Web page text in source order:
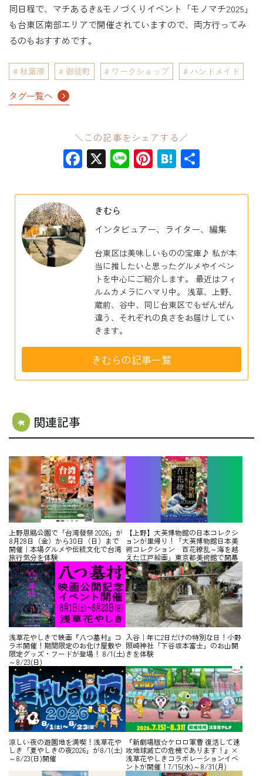
同日程で、マチあるき&モノづくりイベント「モノマチ2025」
も台東区南部エリアで開催されていますので、両方行ってみ
るのもおすすめです。
秋葉原 御徒町 ワークショップ ハンドメイド
タグ一覧へ
＼この記事をシェアする／
Facebook
X LinePinterest
Hatena
きむら
インタビュアー、ライター、編集
台東区は美味しいものの宝庫♪ 私が本
当に推したいと思ったグルメやイベン
トを中心にご紹介します。 最近はフィ
ルムカメラにハマり中。 浅草、上野、
蔵前、谷中、同じ台東区でもぜんぜん
違う、それぞれの良さをお届けしてい
きます。
きむらの記事一覧
関連記事
上野恩賜公園で「台湾發祭 2026」が
8月28日（金）から30日（日）まで
開催｜本場グルメや伝統文化で台湾
旅行気分を体験
【上野】大英博物館の日本コレクシ
ョンが里帰り！「大英博物館日本美
術コレクション 百花繚乱～海を越
えた江戸絵画」東京都美術館で開幕
浅草花やしきで映画『八つ墓村』コ
ラボ開催！期間限定のお化け屋敷や
限定グッズ・フードが登場！ 8/1(土)
～8/23(日)
入谷｜年に2日だけの特別な日！小野
照崎神社「下谷坂本富士」のお山開
きを体験
涼しい夜の遊園地を満喫！浅草花や
しき「夏やしきの夜2026」が8/1(土)
～8/23(日)開催
『新劇場版☆ケロロ軍曹 復活して速
攻地球滅亡の危機であります！』×
浅草花やしきコラボレーションイベ
ントが開催！7/15(水)～8/31(月)